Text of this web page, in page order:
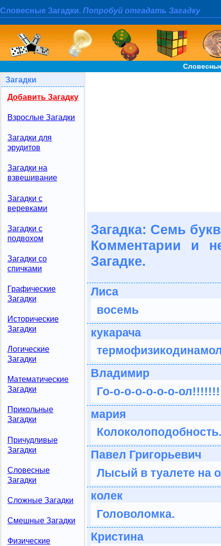
Словесные Загадки. Попробуй отгадать Загадку
Загадки
Добавить Загадку
Взрослые Загадки
Загадки для
эрудитов
Загадки на
взвешивание
Загадки с
веревками
Загадки с
подвохом
Загадки со
спичками
Графические
Загадки
Исторические
Загадки
Логические
Загадки
Математические
Загадки
Прикольные
Загадки
Причудливые
Загадки
Словесные
Загадки
Сложные Загадки
Смешные Загадки
Физические
Загадка: Семь
Комментарии и
Загадке.
Лиса
восемь
кукарача
Владимир
Го-о-о-о-о-о-о-
мария
Колоколоподобность.
Павел Григорьевич
Лысый в туалете на
колек
Головоломка.
Кристина